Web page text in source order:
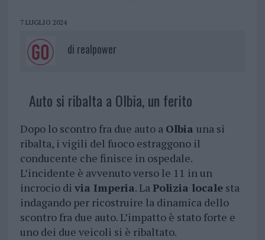
7 LUGLIO 2024
di realpower
Auto si ribalta a Olbia, un ferito
Dopo lo scontro fra due auto a Olbia una si
ribalta, i vigili del fuoco estraggono il
conducente che finisce in ospedale.
L’incidente è avvenuto verso le 11 in un
incrocio di via Imperia. LaPolizia localesta
indagando per ricostruire la dinamica dello
scontro fra due auto. L’impatto è stato forte e
uno dei due veicoli si è ribaltato.